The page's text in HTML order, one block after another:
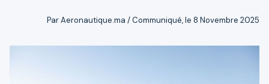
Par Aeronautique.ma / Communiqué, le 8 Novembre 2025